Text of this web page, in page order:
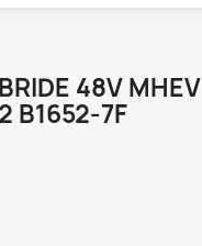
48V MHEV
B1652-7F